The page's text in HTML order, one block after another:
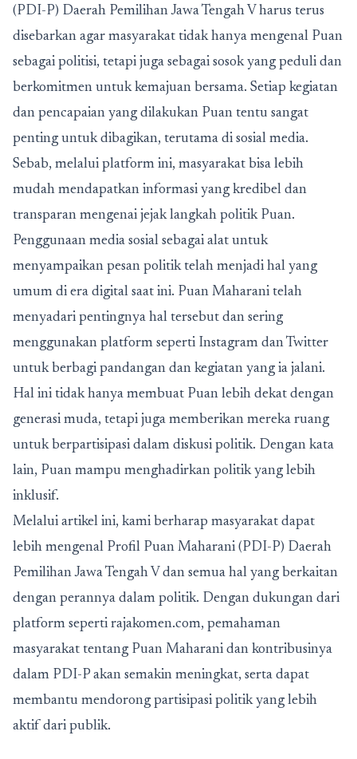
(PDI-P) Daerah Pemilihan Jawa Tengah V harus terus
disebarkan agar masyarakat tidak hanya mengenal Puan
sebagai politisi, tetapi juga sebagai sosok yang peduli dan
berkomitmen untuk kemajuan bersama. Setiap kegiatan
dan pencapaian yang dilakukan Puan tentu sangat
penting untuk dibagikan, terutama di sosial media.
Sebab, melalui platform ini, masyarakat bisa lebih
mudah mendapatkan informasi yang kredibel dan
transparan mengenai jejak langkah politik Puan.
Penggunaan media sosial sebagai alat untuk
menyampaikan pesan politik telah menjadi hal yang
umum di era digital saat ini. Puan Maharani telah
menyadari pentingnya hal tersebut dan sering
menggunakan platform seperti Instagram dan Twitter
untuk berbagi pandangan dan kegiatan yang ia jalani.
Hal ini tidak hanya membuat Puan lebih dekat dengan
generasi muda, tetapi juga memberikan mereka ruang
untuk berpartisipasi dalam diskusi politik. Dengan kata
lain, Puan mampu menghadirkan politik yang lebih
inklusif.
Melalui artikel ini, kami berharap masyarakat dapat
lebih mengenal Profil Puan Maharani (PDI-P) Daerah
Pemilihan Jawa Tengah V dan semua hal yang berkaitan
dengan perannya dalam politik. Dengan dukungan dari
platform seperti rajakomen.com, pemahaman
masyarakat tentang Puan Maharani dan kontribusinya
dalam PDI-P akan semakin meningkat, serta dapat
membantu mendorong partisipasi politik yang lebih
aktif dari publik.